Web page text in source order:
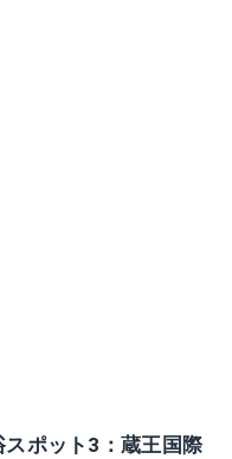
ポット3：蔵王国際